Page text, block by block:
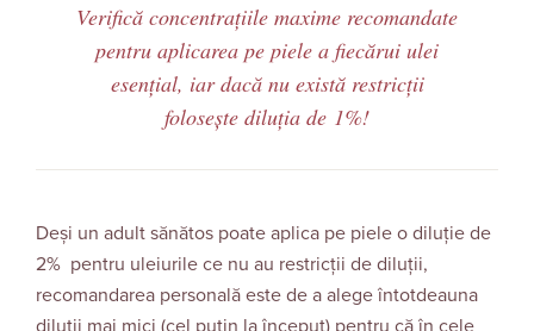
Verifică concentrațiile maxime recomandate
pentru aplicarea pe piele a fiecărui ulei
esențial, iar dacă nu există restricții
folosește diluția de 1%!
Deși un adult sănătos poate aplica pe piele o diluție de
2% pentru uleiurile ce nu au restricții de diluții,
recomandarea personală este de a alege întotdeauna
diluții mai mici (cel puțin la început) pentru că în cele